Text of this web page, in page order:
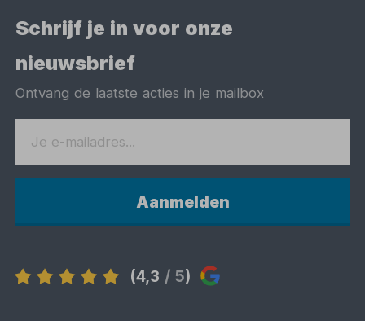
Schrijf je in voor onze
nieuwsbrief
Ontvang de laatste acties in je mailbox
Aanmelden
(4,3 / 5)